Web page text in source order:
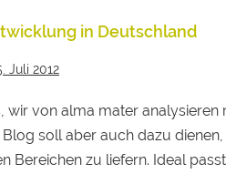
in Deutschland
Juli 2012
wir von alma mater
soll aber auch dazu
Bereichen zu liefern. Ideal